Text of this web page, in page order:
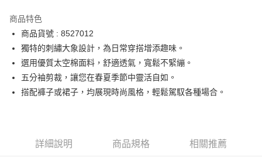
宅配
每筆NT$90，滿NT$2,000(含以上)免運費
商品特色
商品貨號 : 8527012
獨特的刺繡大象設計，為日常穿搭增添趣味。
選用優質太空棉面料，舒適透氣，寬鬆不緊繃。
五分袖剪裁，讓您在春夏季節中靈活自如。
搭配褲子或裙子，均展現時尚風格，輕鬆駕馭各種場合。
詳細說明 商品規格 相關推薦